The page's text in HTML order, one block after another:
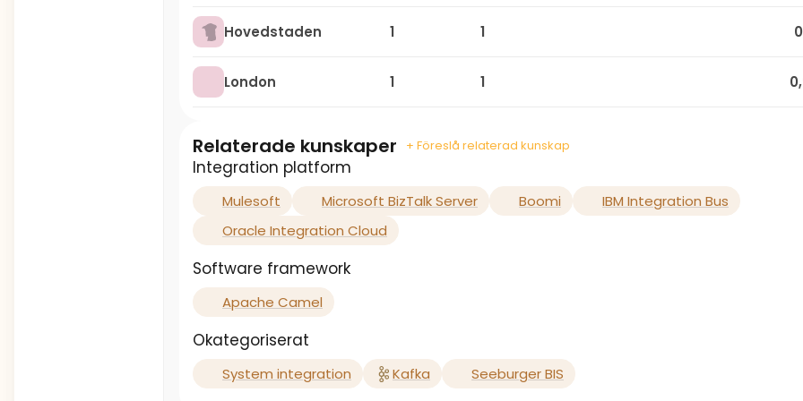
Hovedstaden 1 1
London 1 1
Relaterade kunskaper + Föreslå relaterad kunskap
Integration platform
Mulesoft Microsoft BizTalk Server Boomi
IBM Integration Bus
Oracle Integration Cloud
Software framework
Apache Camel
Okategoriserat
System integration Kafka Seeburger BIS